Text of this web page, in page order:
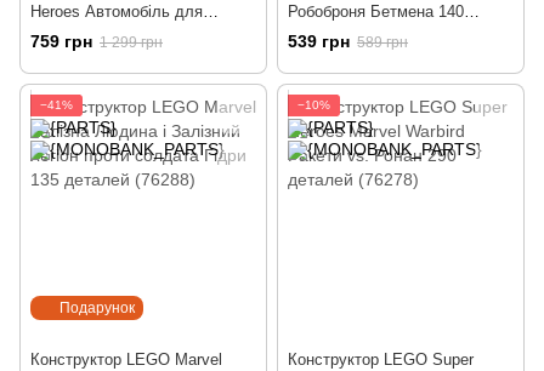
Heroes Автомобіль для
перегонів Людини-Павука й
Зелений Гоблін з отрутою
Венома 227 деталей (76279)
759 грн 1 299 грн
Робоброня Бетмена 140
деталей (76270)
539 грн 589 грн
Подарунок
−41%
Конструктор LEGO Marvel
−10%
Конструктор LEGO Super